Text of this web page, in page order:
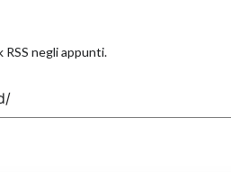
RSS negli appunti.